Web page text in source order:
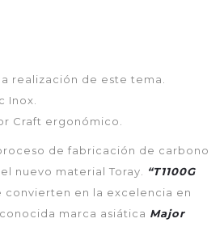
realización de este tema.
Inox.
Craft ergonómico.
de fabricación de carbono
nuevo material Toray. “T1100G
convierten en la excelencia en
marca asiática Major